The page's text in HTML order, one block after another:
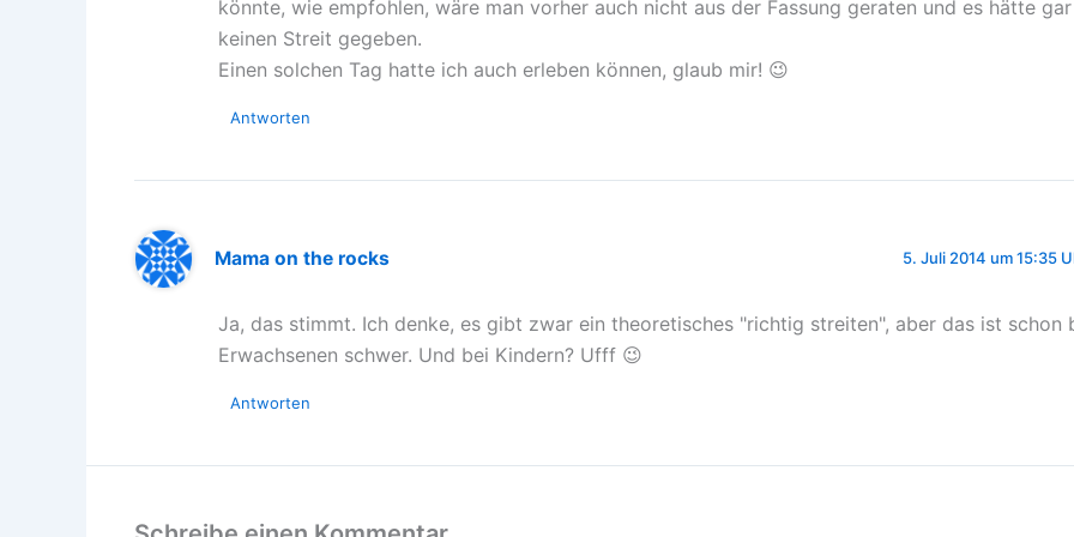
könnte, wie empfohlen, wäre man vorher auch nicht aus der Fassung geraten und es hätte gar
keinen Streit gegeben.
Einen solchen Tag hatte ich auch erleben können, glaub mir! 😉
Antworten
Mama on the rocks 5. Juli 2014 um 15:35
Ja, das stimmt. Ich denke, es gibt zwar ein theoretisches "richtig streiten", aber das ist schon
Erwachsenen schwer. Und bei Kindern? Ufff 😉
Antworten